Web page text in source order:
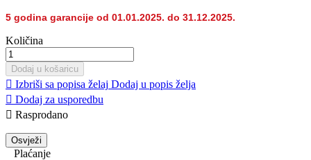
5 godina garancije od 01.01.2025. do 31.12.2025.
Količina
Dodaj u košaricu
 Izbriši sa popisa želaj Dodaj u popis želja
 Dodaj za usporedbu
 Rasprodano
Plaćanje